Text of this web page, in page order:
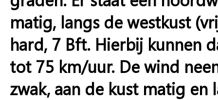
matig, langs de westkust
hard, 7 Bft. Hierbij kunnen
tot 75 km/uur. De wind
zwak, aan de kust matig